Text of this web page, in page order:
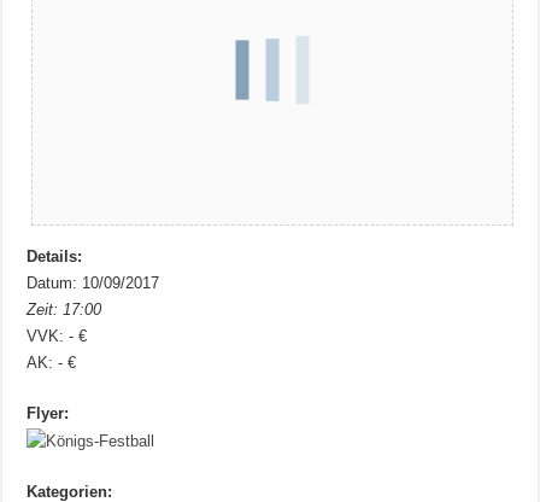
Details:
Datum: 10/09/2017
Zeit: 17:00
VVK: - €
AK: - €
Flyer:
Kategorien: